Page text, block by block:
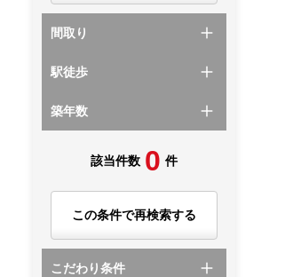
間取り
駅徒歩
築年数
該当件数 0 件
この条件で再検索する
こだわり条件